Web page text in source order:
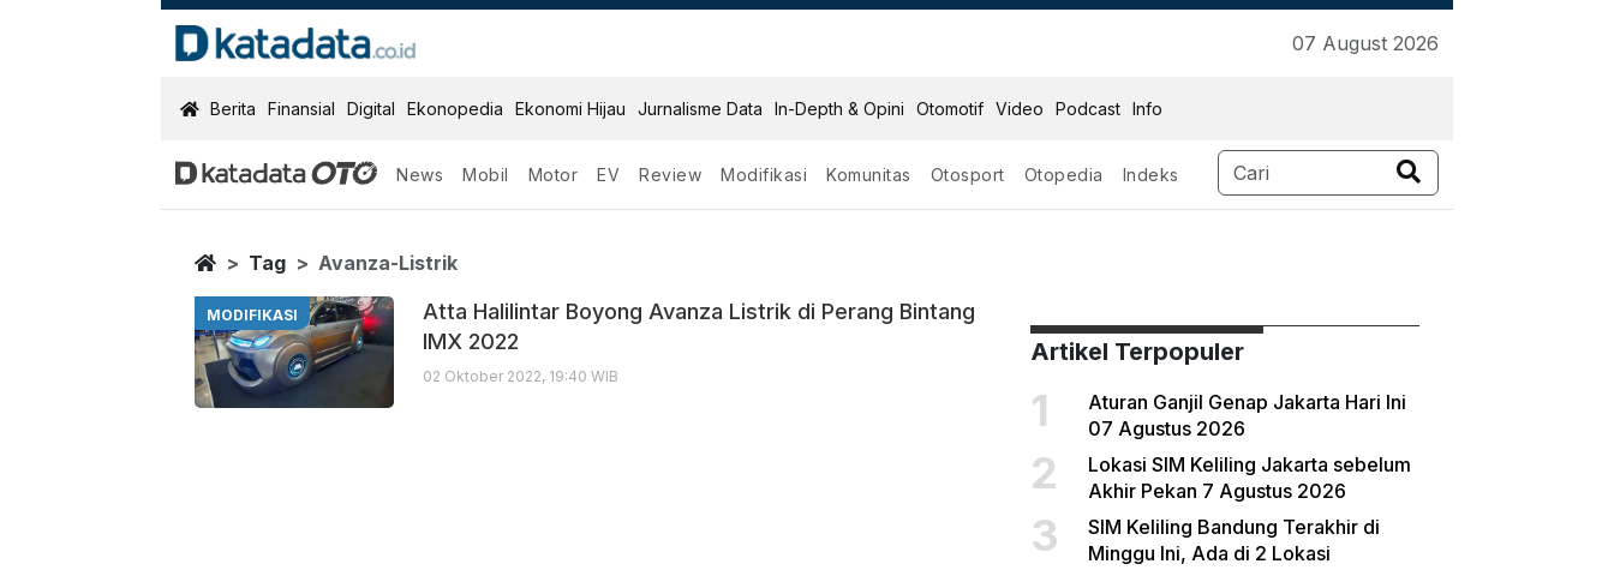
07 August 2026
KatadataOTO
Berita Finansial Digital Ekonopedia Ekonomi Hijau Jurnalisme Data In-Depth & Opini Otomotif Video Podcast Info
News Mobil Motor EV Review Modifikasi Komunitas Otosport Otopedia Indeks
Avanza Listrik
Berita Terbaru
Home
Tag Avanza-Listrik
MODIFIKASI
Atta Halilintar Boyong Avanza Listrik di Perang Bintang
IMX 2022
02 Oktober 2022, 19:40 WIB
Artikel Terpopuler
1
Aturan Ganjil Genap Jakarta Hari Ini
07 Agustus 2026
2
Lokasi SIM Keliling Jakarta sebelum
Akhir Pekan 7 Agustus 2026
3
SIM Keliling Bandung Terakhir di
Minggu Ini, Ada di 2 Lokasi